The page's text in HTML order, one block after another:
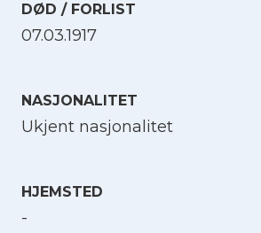
DØD / FORLIST
07.03.1917
NASJONALITET
Ukjent nasjonalitet
HJEMSTED
-